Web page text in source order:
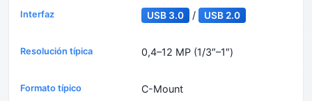
USB 3.0 / USB 2.0
0,4–12 MP (1/3″–1″)
C-Mount